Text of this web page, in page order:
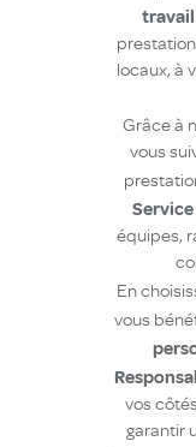
travail
locaux, à
Grâce à
vous
Service
équipes,
En
vous
vos
garantir